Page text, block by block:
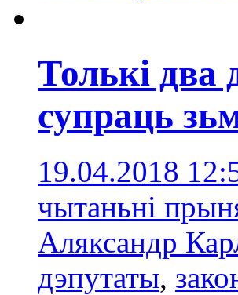
Толькі два
супраць
19.04.2018
чытаньні
Аляксандр
дэпутаты,